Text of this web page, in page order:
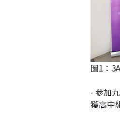
圖1：
- 參加
獲高中